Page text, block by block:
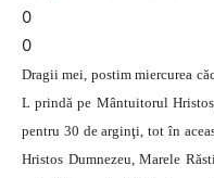
0
0
Dragii mei, postim miercurea
L prindă pe Mântuitorul
pentru 30 de arginţi, tot în
Hristos Dumnezeu, Marele